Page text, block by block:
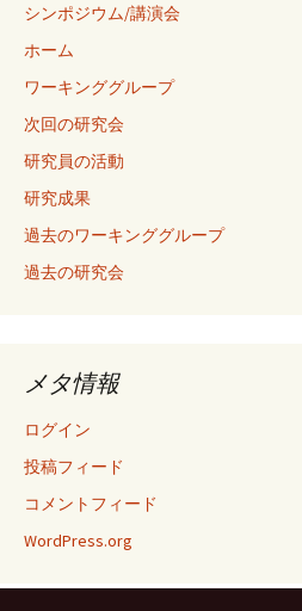
シンポジウム/講演会
ホーム
ワーキンググループ
次回の研究会
研究員の活動
研究成果
過去のワーキンググループ
過去の研究会
メタ情報
ログイン
投稿フィード
コメントフィード
WordPress.org